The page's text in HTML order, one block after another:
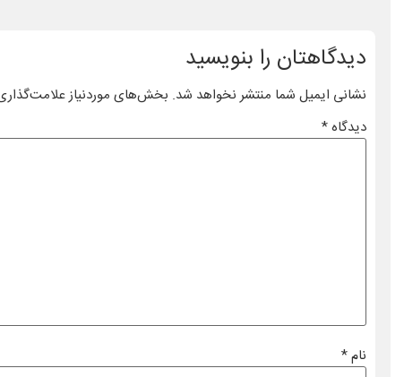
دیدگاهتان را بنویسید
نشانی ایمیل شما منتشر نخواهد شد. بخش‌های موردنیاز
دیدگاه*
نام*